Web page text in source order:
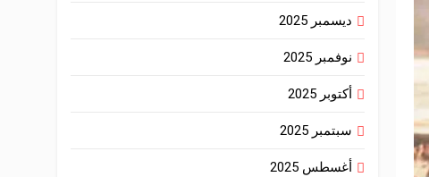
ديسمبر 2025
نوفمبر 2025
أكتوبر 2025
سبتمبر 2025
أغسطس 2025